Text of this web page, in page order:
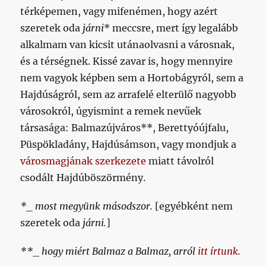
térképemen, vagy mifenémen, hogy azért
szeretek oda járni* meccsre, mert így legalább
alkalmam van kicsit utánaolvasni a városnak,
és a térségnek. Kissé zavar is, hogy mennyire
nem vagyok képben sem a Hortobágyról, sem a
Hajdúságról, sem az arrafelé elterülő nagyobb
városokról, úgyismint a remek nevűek
társasága: Balmazújváros**, Berettyóújfalu,
Püspökladány, Hajdúsámson, vagy mondjuk a
városmagjának szerkezete miatt távolról
csodált Hajdúböszörmény.
*_ most megyünk másodszor. [egyébként nem
szeretek oda járni.]
**_ hogy miért Balmaz a Balmaz, arról itt írtunk.